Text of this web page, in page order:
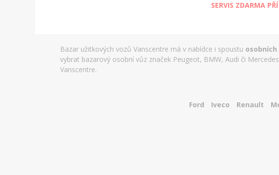
SERVIS ZDARMA
Bazar užitkových vozů Vanscentre má v nabídce i spoustu osobních
vybrat bazarový osobní vůz značek Peugeot, BMW, Audi či
Vanscentre.
Ford Iveco Renault